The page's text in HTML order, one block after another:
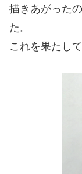
描きあがった
た。
これを果たし